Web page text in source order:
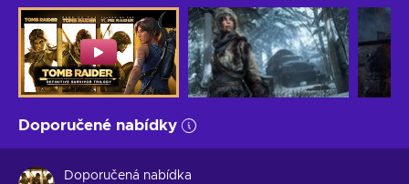
Doporučené nabídky
Doporučená nabídka